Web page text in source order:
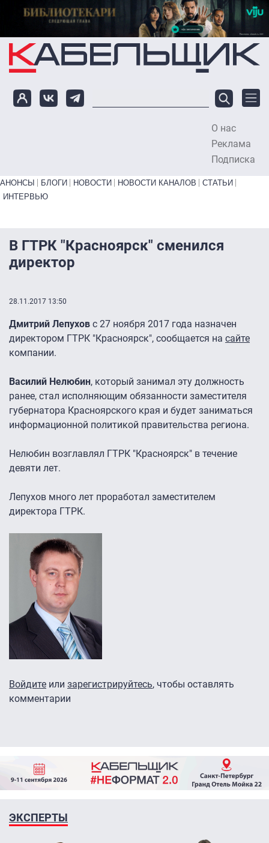
Перейти к основному содержанию
О нас
Реклама
Подписка
Primary links bottom
АНОНСЫ БЛОГИ НОВОСТИ НОВОСТИ КАНАЛОВ
СТАТЬИ
ИНТЕРВЬЮ
В ГТРК "Красноярск" сменился
директор
28.11.2017 13:50
Дмитрий Лепухов с 27 ноября 2017 года назначен
директором ГТРК "Красноярск", сообщается на сайте
компании.
Василий Нелюбин, который занимал эту должность
ранее, стал исполняющим обязанности заместителя
губернатора Красноярского края и будет заниматься
информационной политикой правительства региона.
Нелюбин возглавлял ГТРК "Красноярск" в течение
девяти лет.
Лепухов много лет проработал заместителем
директора ГТРК.
Войдите или зарегистрируйтесь, чтобы оставлять
комментарии
ЭКСПЕРТЫ